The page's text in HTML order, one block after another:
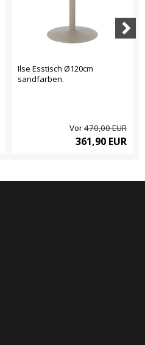
Ilse Esstisch Ø120cm
sandfarben.
Vor470,00 EUR
361,90 EUR